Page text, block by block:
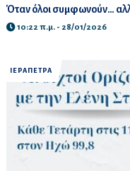
Όταν όλοι συμφωνούν…
10:22 π.μ. - 28/01/2026
ΙΕΡΑΠΕΤΡΑ